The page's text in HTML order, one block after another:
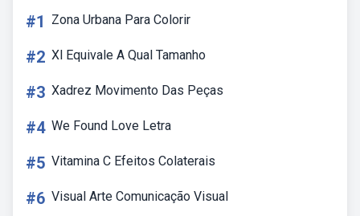
#1 Zona Urbana Para Colorir
#2 Xl Equivale A Qual Tamanho
#3 Xadrez Movimento Das Peças
#4 We Found Love Letra
#5 Vitamina C Efeitos Colaterais
#6 Visual Arte Comunicação Visual